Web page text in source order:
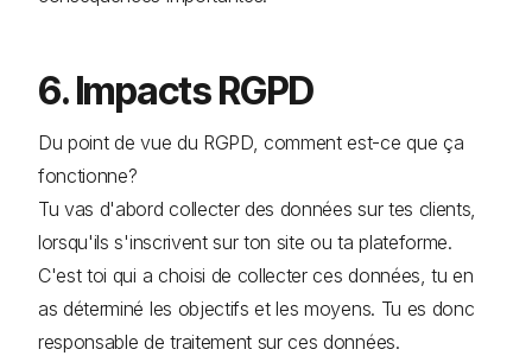
6. Impacts RGPD
Du point de vue du RGPD, comment est-ce que ça
fonctionne?
Tu vas d'abord collecter des données sur tes clients,
lorsqu'ils s'inscrivent sur ton site ou ta plateforme.
C'est toi qui a choisi de collecter ces données, tu en
as déterminé les objectifs et les moyens. Tu es donc
responsable de traitement sur ces données.